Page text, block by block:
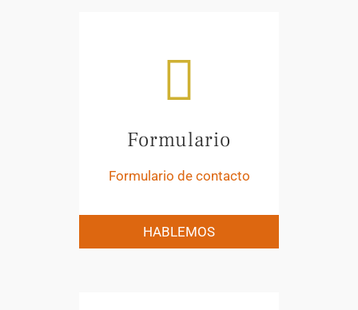
Formulario
Formulario de contacto
HABLEMOS